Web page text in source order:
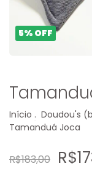
Início . Doudou's
Tamanduá Joca
R$183,00
5% OFF